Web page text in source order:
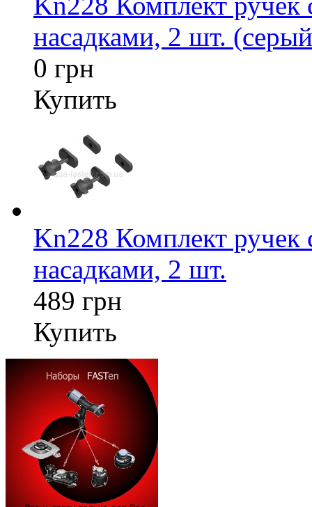
насадками, 2 шт.
0 грн
Купить
Kn228 Комплект
насадками, 2 шт.
489 грн
Купить